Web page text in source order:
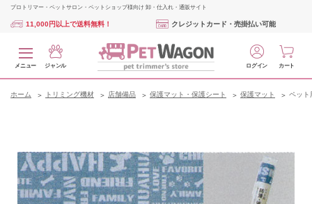
プロトリマー・ペットサロン・ペットショップ様向け 卸・仕入れ・通販サイト
11,000円以上で送料無料！ クレジットカード・売掛払い可能
メニュー ジャンル ログイン カート
ホーム トリミング機材 店舗備品 保護マット・保護シート 保護マット ペット